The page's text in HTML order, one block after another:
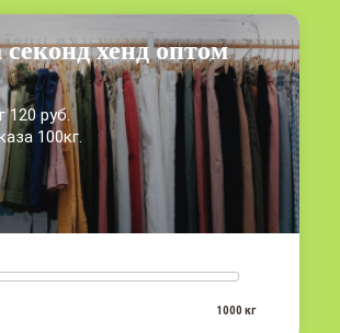
хенд оптом
120 руб.
100кг.
1000 кг